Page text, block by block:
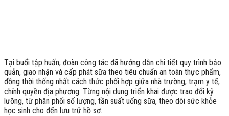
Tại buổi tập huấn, đoàn công tác đã hướng dẫn chi tiết quy trình bảo
quản, giao nhận và cấp phát sữa theo tiêu chuẩn an toàn thực phẩm,
đồng thời thống nhất cách thức phối hợp giữa nhà trường, trạm y tế,
chính quyền địa phương. Từng nội dung triển khai được trao đổi kỹ
lưỡng, từ phân phối số lượng, tần suất uống sữa, theo dõi sức khỏe
học sinh cho đến lưu trữ hồ sơ.